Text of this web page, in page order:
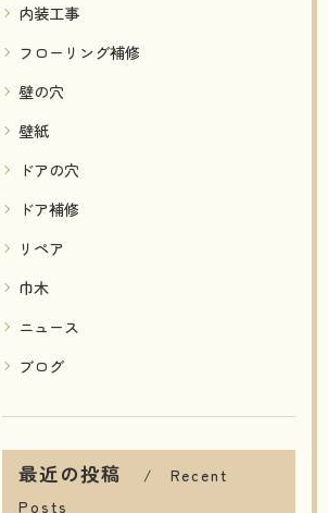
内装工事
フローリング補修
壁の穴
壁紙
ドアの穴
ドア補修
リペア
巾木
ニュース
ブログ
最近の投稿
Recent
Posts